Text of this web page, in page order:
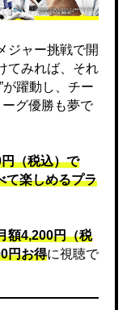
ジャー挑戦で開
てみれば、それ
が躍動し、チー
グ優勝も夢で
（税込）で
て楽しめるプラ
額4,200円（税
円お得に視聴で